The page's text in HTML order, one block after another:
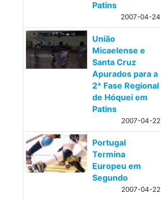
Patins
2007-04-24
União
Micaelense e
Santa Cruz
Apurados para a
2ª Fase Regional
de Hóquei em
Patins
2007-04-22
Portugal
Termina
Europeu em
Segundo
2007-04-22